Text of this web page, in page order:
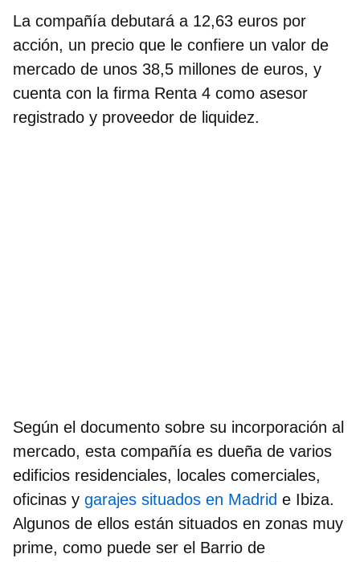
La compañía debutará a 12,63 euros por
acción, un precio que le confiere un valor de
mercado de unos 38,5 millones de euros, y
cuenta con la firma Renta 4 como asesor
registrado y proveedor de liquidez.
Según el documento sobre su incorporación al
mercado, esta compañía es dueña de varios
edificios residenciales, locales comerciales,
oficinas y garajes situados en Madrid e Ibiza.
Algunos de ellos están situados en zonas muy
prime, como puede ser el Barrio de